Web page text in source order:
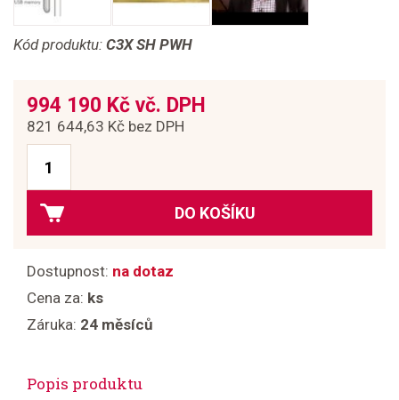
Kód produktu: C3X SH PWH
994 190 Kč vč. DPH
821 644,63 Kč bez DPH
DO KOŠÍKU
Dostupnost: na dotaz
Cena za: ks
Záruka: 24 měsíců
Popis produktu